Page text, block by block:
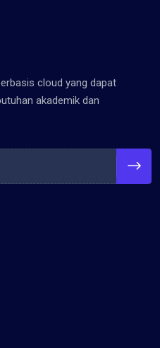
cloud yang dapat
akademik dan